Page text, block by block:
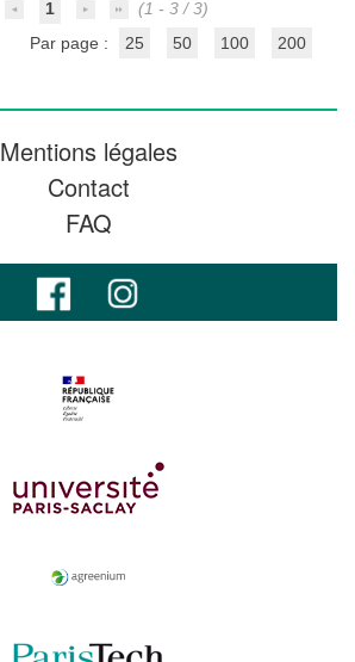
1
(1 - 3 / 3)
Par page :
25 50 100 200
Mentions légales
Contact
FAQ